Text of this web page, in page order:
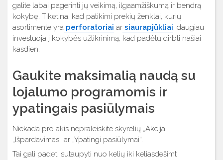
galite labai pagerinti jų veikimą, ilgaamžiškumą ir bendrą
kokybę. Tikėtina, kad patikimi prekių ženklai, kurių
asortimente yra perforatoriai ar siaurapjūkliai , daugiau
investuoja į kokybės užtikrinimą, kad padėtų dirbti našiai
kasdien.
Gaukite maksimalią naudą su
lojalumo programomis ir
ypatingais pasiūlymais
Niekada pro akis nepraleiskite skyrelių „Akcija“,
„Išpardavimas“ ar „Ypatingi pasiūlymai“.
Tai gali padėti sutaupyti nuo kelių iki keliasdešimt